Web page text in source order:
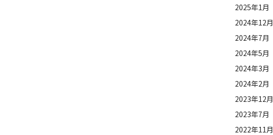
2025年1月
2024年12月
2024年7月
2024年5月
2024年3月
2024年2月
2023年12月
2023年7月
2022年11月